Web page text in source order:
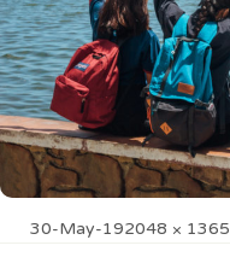
Posted
30-May-19Full
2048 × 1365